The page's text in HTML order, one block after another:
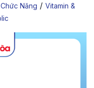
Năng / Vitamin &